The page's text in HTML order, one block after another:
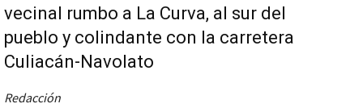
vecinal rumbo a La Curva, al sur del
pueblo y colindante con la carretera
Culiacán-Navolato
Redacción